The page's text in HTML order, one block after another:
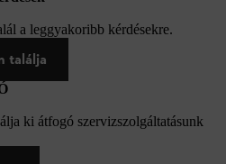
a leggyakoribb kérdésekre.
találja
ki átfogó szervizszolgáltatásunk